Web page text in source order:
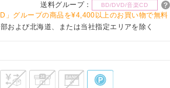
送料グループ： BD/DVD/音楽CD
」グループの商品を¥4,400以上のお買い物で無料
および北海道、または当社指定エリアを除く